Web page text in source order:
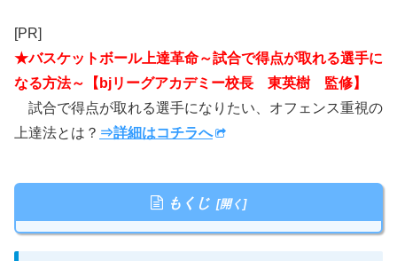
[PR]
★バスケットボール上達革命～試合で得点が取れる選手に
なる方法～【bjリーグアカデミー校長 東英樹 監修】
試合で得点が取れる選手になりたい、オフェンス重視の
上達法とは？ ⇒詳細はコチラへ
もくじ